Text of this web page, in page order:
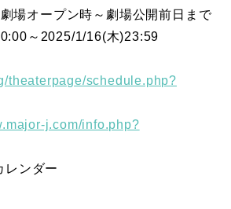
場オープン時～劇場公開前日まで
～2025/1/16(木)23:59
theaterpage/schedule.php?
j.com/info.php?
レンダー